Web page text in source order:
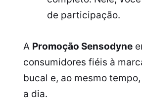
de participação.
A Promoção Sensodyne
consumidores fiéis à
bucal e, ao mesmo
a dia.